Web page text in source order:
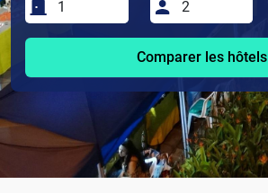
Comparer les hôtels